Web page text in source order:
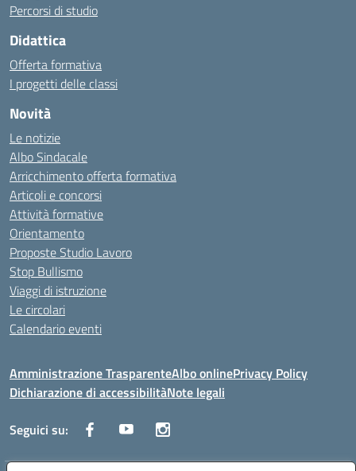
Percorsi di studio
Didattica
Offerta formativa
I progetti delle classi
Novità
Le notizie
Albo Sindacale
Arricchimento offerta formativa
Articoli e concorsi
Attività formative
Orientamento
Proposte Studio Lavoro
Stop Bullismo
Viaggi di istruzione
Le circolari
Calendario eventi
Amministrazione TrasparenteAlbo onlinePrivacy Policy
Dichiarazione di accessibilitàNote legali
Seguici su: